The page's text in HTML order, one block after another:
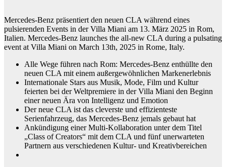
Mercedes-Benz präsentiert den neuen CLA während eines
pulsierenden Events in der Villa Miani am 13. März 2025 in Rom,
Italien. Mercedes-Benz launches the all-new CLA during a pulsating
event at Villa Miani on March 13th, 2025 in Rome, Italy.
Alle Wege führen nach Rom: Mercedes-Benz enthüllte den
neuen CLA mit einem außergewöhnlichen Markenerlebnis
Internationale Stars aus Musik, Mode, Film und Kultur
feierten bei der Weltpremiere in der Villa Miani den Beginn
einer neuen Ära von Intelligenz und Emotion
Der neue CLA ist das cleverste und effizienteste
Serienfahrzeug, das Mercedes-Benz jemals gebaut hat
Ankündigung einer Multi-Kollaboration unter dem Titel
„Class of Creators“ mit dem CLA und fünf unerwarteten
Partnern aus verschiedenen Kultur- und Kreativbereichen